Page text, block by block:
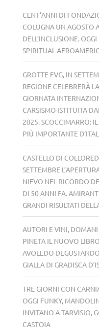
CENT’ANNI DI
COLUGNA UN AGOSTO
DELL’INCLUSIONE.
SPIRITUAL
GROTTE FVG, IN
REGIONE CELEBRERÀ
GIORNATA
CARSISMO ISTITUITA
2025. SCOCCIMARRO:
PIÙ IMPORTANTE
CASTELLO DI
SETTEMBRE
NIEVO NEL RICORDO
DI 50 ANNI FA.
GRANDI RISULTATI
AUTORI E VINI,
PINETA IL NUOVO
AVOLEDO
GIALLA DI GRADISCA
TRE GIORNI CON
OGGI FUNKY,
INVITANO A TARVISIO,
CASTOIA